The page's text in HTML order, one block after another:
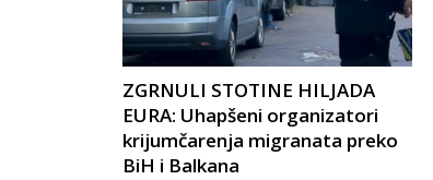
ZGRNULI STOTINE HILJADA
EURA: Uhapšeni organizatori
krijumčarenja migranata preko
BiH i Balkana